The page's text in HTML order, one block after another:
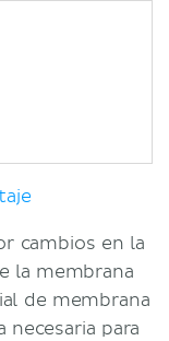
cambios en la
la membrana
de membrana
necesaria para